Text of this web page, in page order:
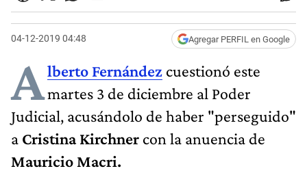
04-12-2019 04:48 Agregar PERFIL en Google
Alberto Fernández cuestionó este
martes 3 de diciembre al Poder
Judicial, acusándolo de haber "perseguido"
a Cristina Kirchner con la anuencia de
Mauricio Macri.